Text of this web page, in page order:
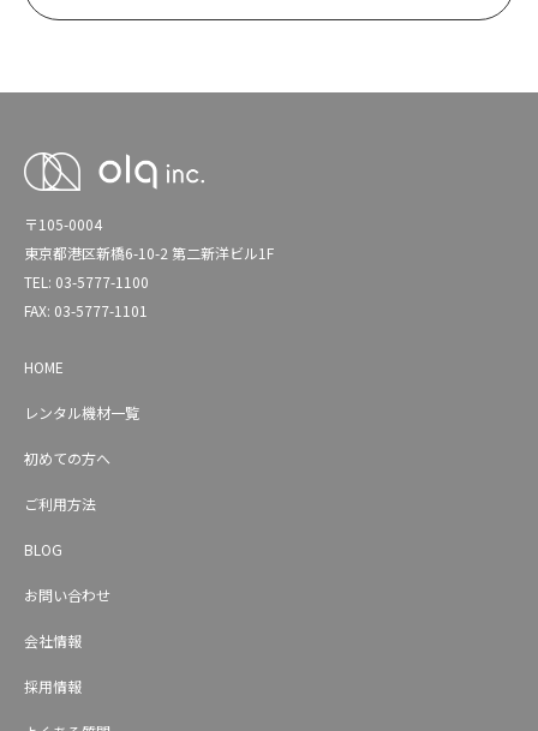
〒105-0004
東京都港区新橋6-10-2 第二新洋ビル1F
TEL: 03-5777-1100
FAX: 03-5777-1101
HOME
レンタル機材一覧
初めての方へ
ご利用方法
BLOG
お問い合わせ
会社情報
採用情報